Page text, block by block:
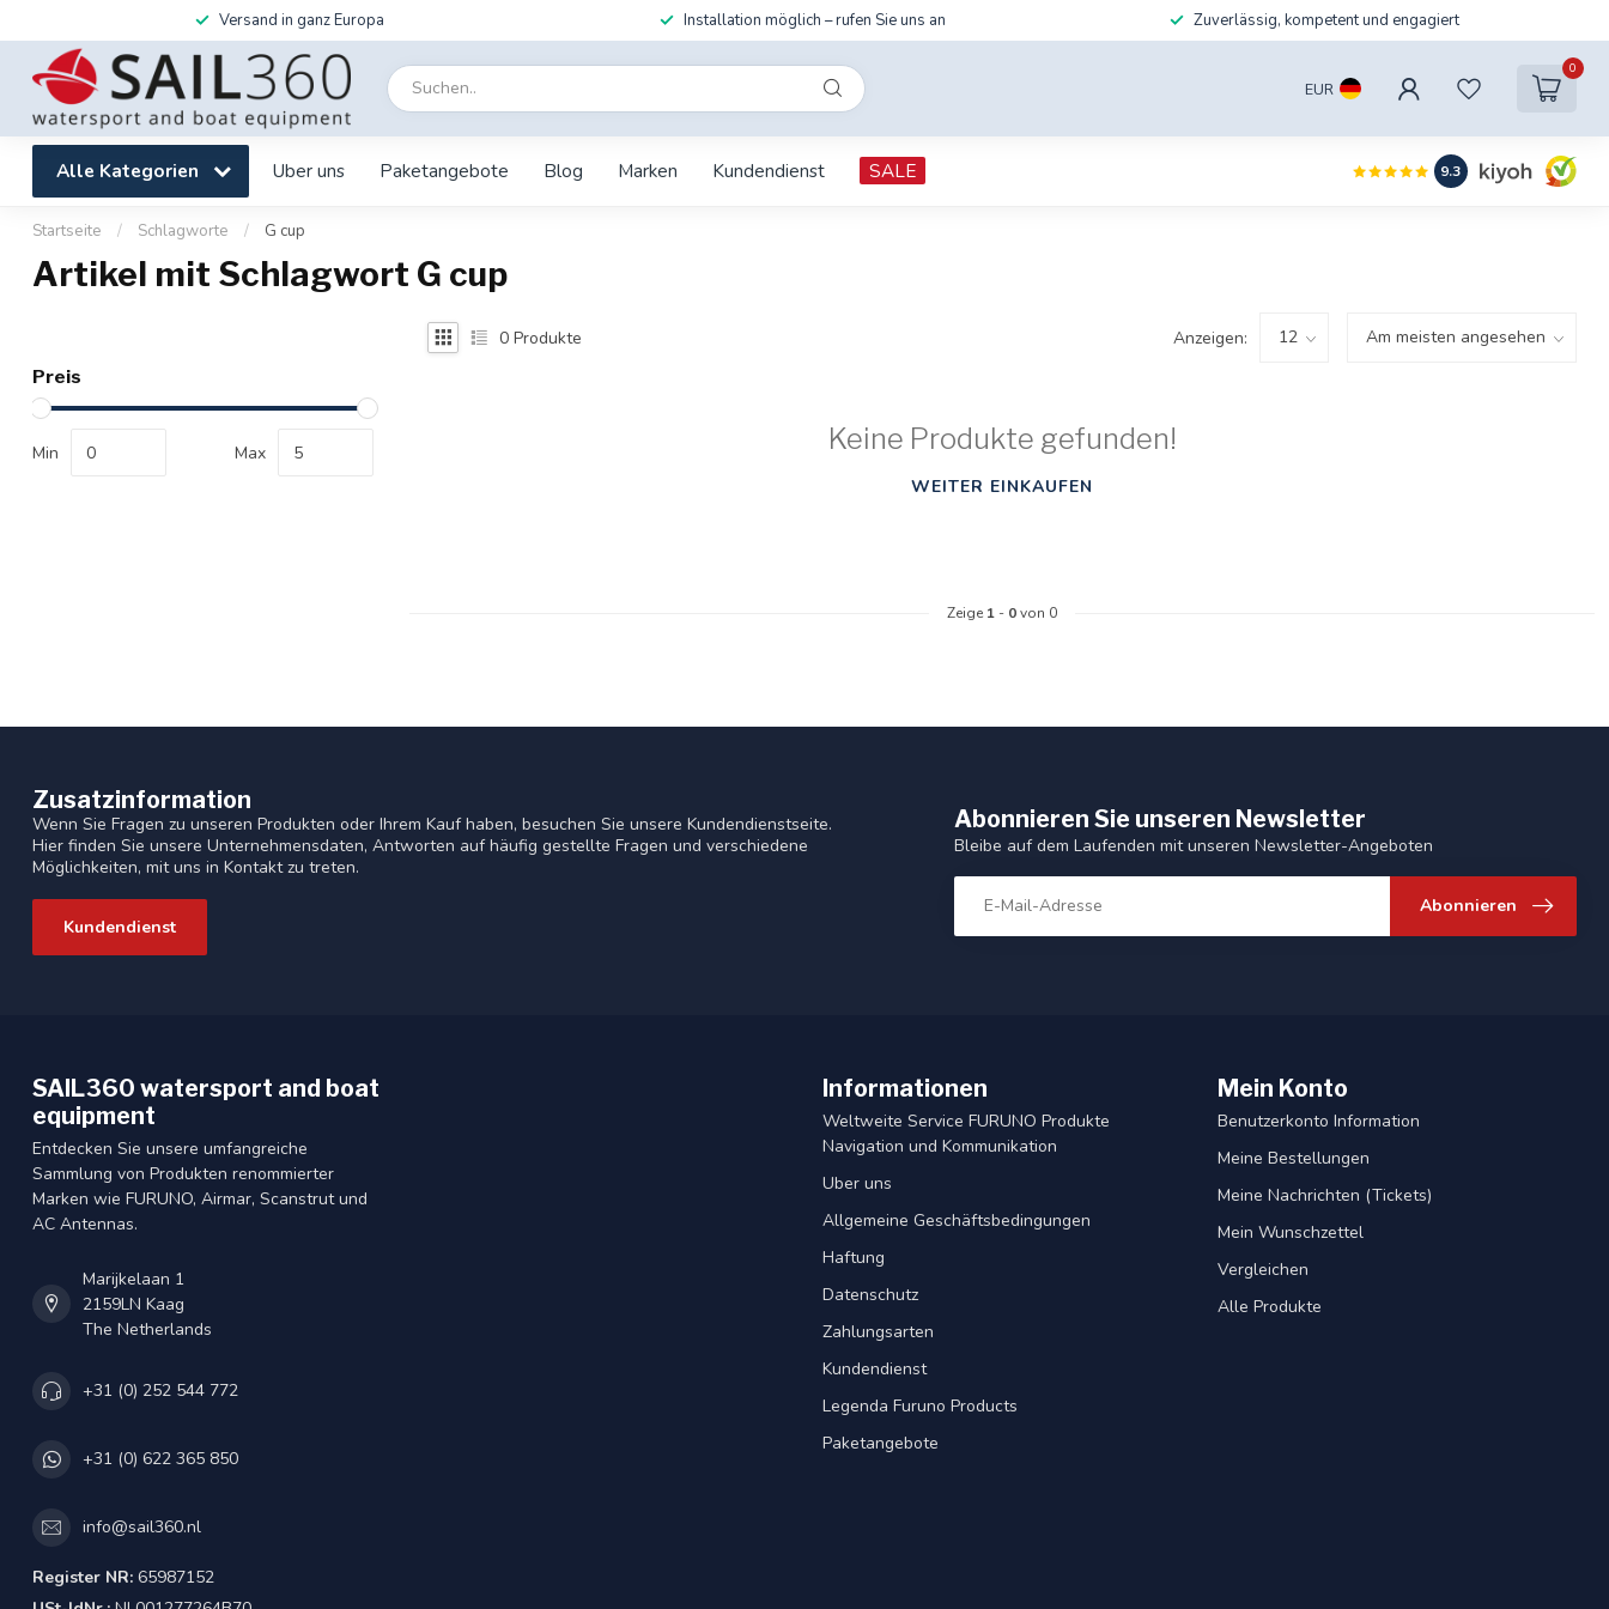
Versand in ganz Europa Installation möglich – rufen Sie uns an Zuverlässig, kompetent und engagiert
EUR
0
Alle Kategorien Uber uns Paketangebote Blog Marken Kundendienst SALE 9.3
Startseite / Schlagworte / G cup
Artikel mit Schlagwort G cup
Preis
Min Max
0 Produkte Anzeigen:
Keine Produkte gefunden!
WEITER EINKAUFEN
Zeige 1 - 0von 0
Zusatzinformation
Wenn Sie Fragen zu unseren Produkten oder Ihrem Kauf haben, besuchen Sie unsere Kundendienstseite.
Hier finden Sie unsere Unternehmensdaten, Antworten auf häufig gestellte Fragen und verschiedene
Möglichkeiten, mit uns in Kontakt zu treten.
Kundendienst
Abonnieren Sie unseren Newsletter
Bleibe auf dem Laufenden mit unseren Newsletter-Angeboten
Abonnieren
SAIL360 watersport and boat
equipment
Entdecken Sie unsere umfangreiche
Sammlung von Produkten renommierter
Marken wie FURUNO, Airmar, Scanstrut und
AC Antennas.
Marijkelaan 1
2159LN Kaag
The Netherlands
+31 (0) 252 544 772
+31 (0) 622 365 850
info@sail360.nl
Register NR: 65987152
Informationen
Weltweite Service FURUNO Produkte
Navigation und Kommunikation
Uber uns
Allgemeine Geschäftsbedingungen
Haftung
Datenschutz
Zahlungsarten
Kundendienst
Legenda Furuno Products
Paketangebote
Mein Konto
Benutzerkonto Information
Meine Bestellungen
Meine Nachrichten (Tickets)
Mein Wunschzettel
Vergleichen
Alle Produkte